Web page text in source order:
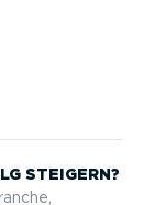
STEIGERN?